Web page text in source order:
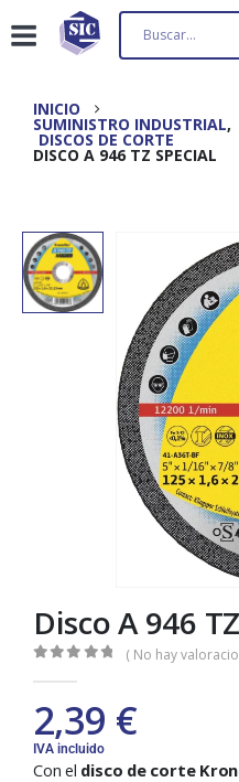
INICIO
SUMINISTRO INDUSTRIAL,
DISCOS DE CORTE
DISCO A 946 TZ SPECIAL
Disco A 946
( No hay
2,39 €
IVA incluido
Con el disco de corte